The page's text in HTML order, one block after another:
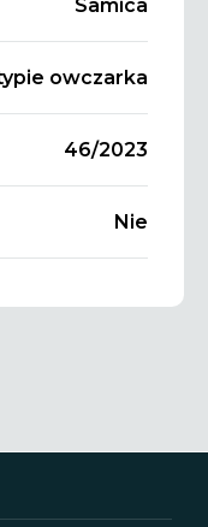
Samica
owczarka
46/2023
Nie